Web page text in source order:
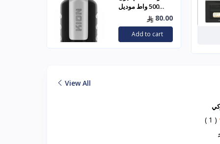
500 واط موديل
80.00
Add to cart
View All
( 1 )